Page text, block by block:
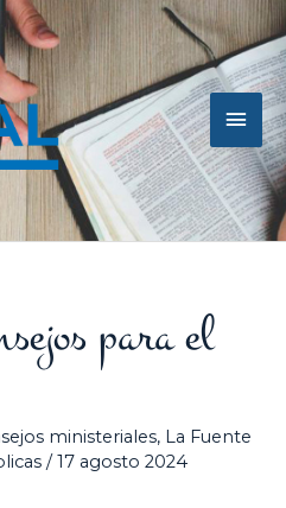
para el
ministeriales, La Fuente
/17 agosto 2024